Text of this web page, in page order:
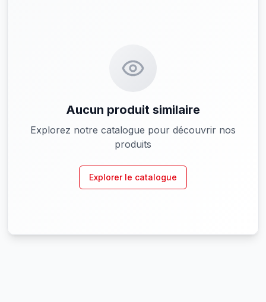
Aucun produit similaire
Explorez notre catalogue pour découvrir nos
produits
Explorer le catalogue